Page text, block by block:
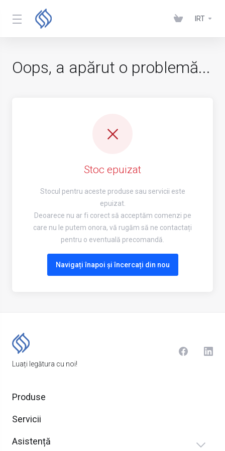
IRT
Oops, a apărut o problemă...
Stoc epuizat
Stocul pentru aceste produse sau servicii este
epuizat.
Deoarece nu ar fi corect să acceptăm comenzi pe
care nu le putem onora, vă rugăm să ne contactați
pentru o eventuală precomandă.
Navigați înapoi și încercați din nou
Luați legătura cu noi!
Produse
Servicii
Asistență